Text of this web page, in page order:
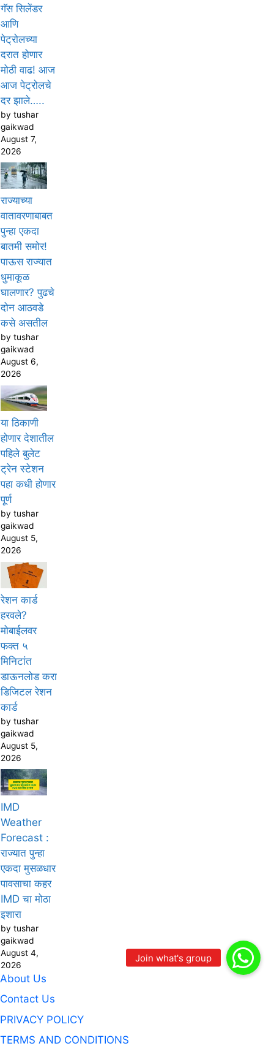
गॅस सिलेंडर
आणि
पेट्रोलच्या
दरात होणार
मोठी वाढ! आज
आज पेट्रोलचे
दर झाले…..
by tushar
gaikwad
August 7,
2026
राज्याच्या
वातावरणाबाबत
पुन्हा एकदा
बातमी समोर!
पाऊस राज्यात
धुमाकूळ
घालणार? पुढचे
दोन आठवडे
कसे असतील
by tushar
gaikwad
August 6,
2026
या ठिकाणी
होणार देशातील
पहिले बुलेट
ट्रेन स्टेशन
पहा कधी होणार
पूर्ण
by tushar
gaikwad
August 5,
2026
रेशन कार्ड
हरवले?
मोबाईलवर
फक्त ५
मिनिटांत
डाऊनलोड करा
डिजिटल रेशन
कार्ड
by tushar
gaikwad
August 5,
2026
IMD
Weather
Forecast :
राज्यात पुन्हा
एकदा मुसळधार
पावसाचा कहर
IMD चा मोठा
इशारा
by tushar
gaikwad
August 4,
2026
About Us
Contact Us
PRIVACY POLICY
TERMS AND CONDITIONS